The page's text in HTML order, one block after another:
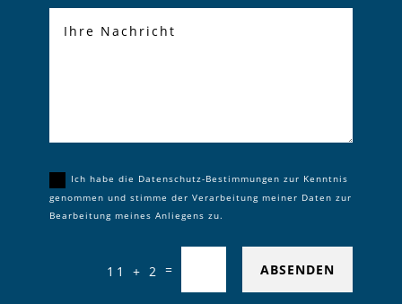
Ich habe die Datenschutz-Bestimmungen zur Kenntnis
genommen und stimme der Verarbeitung meiner Daten zur
Bearbeitung meines Anliegens zu.
11 + 2 = ABSENDEN